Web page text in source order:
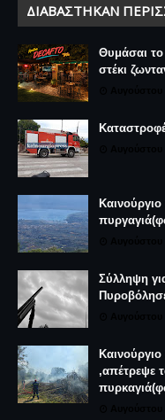
ΔΙΑΒΆΣΤΗΚΑΝ
Θυμάσαι το
στέκι
Σύλληψη
,απέτρεψε